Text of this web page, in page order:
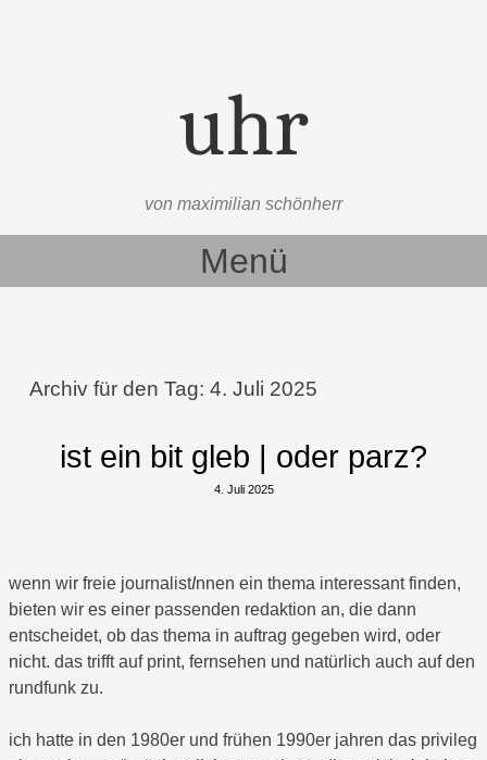
uhr
von maximilian schönherr
Menü
Archiv für den Tag:4. Juli 2025
ist ein bit gleb | oder parz?
4. Juli 2025
wenn wir freie journalistInnen ein thema interessant finden,
bieten wir es einer passenden redaktion an, die dann
entscheidet, ob das thema in auftrag gegeben wird, oder
nicht. das trifft auf print, fernsehen und natürlich auch auf den
rundfunk zu.
ich hatte in den 1980er und frühen 1990er jahren das privileg